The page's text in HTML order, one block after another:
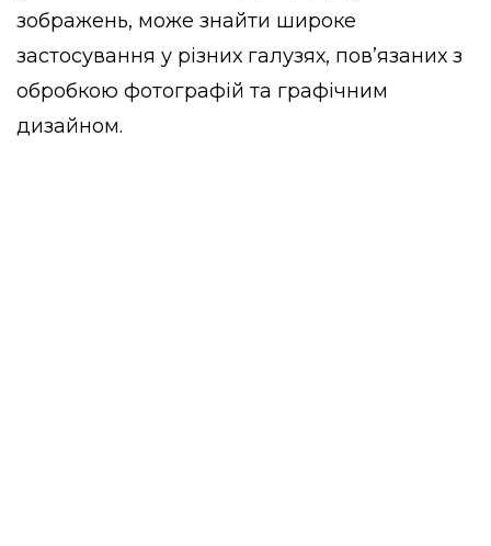
зображень, може знайти широке
застосування у різних галузях, пов’язаних з
обробкою фотографій та графічним
дизайном.